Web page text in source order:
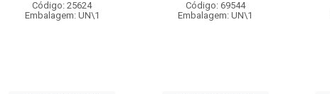
Código: 25624
Embalagem: UN\1
Código: 69544
Embalagem: UN\1